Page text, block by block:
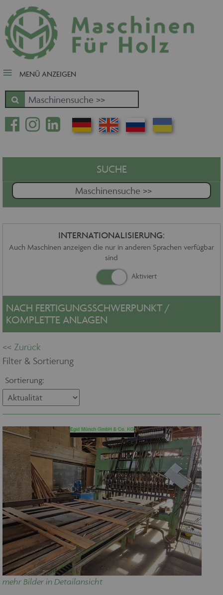
close Submenü
Nach Fertigungsschwerpunkt
Schnäppchen
Zuschnitt - Sägen
Kantenbearbeitung
Fräsen - Bohren - Hobeln - CNC
Oberfläche
Massivholz
Handling - Transportieren -
Stapeln - Verpacken etc.
Absaugen - Versorgen -
Service
Kontakt
Impressum
Datenschutz
MENÜ ANZEIGEN
SUCHE
INTERNATIONALISIERUNG:
Auch Maschinen anzeigen die nur in anderen Sprachen verfügbar
sind
NACH FERTIGUNGSSCHWERPUNKT /
KOMPLETTE ANLAGEN
Filter & Sortierung
Sortierung:
mehr Bilder in Detailansicht